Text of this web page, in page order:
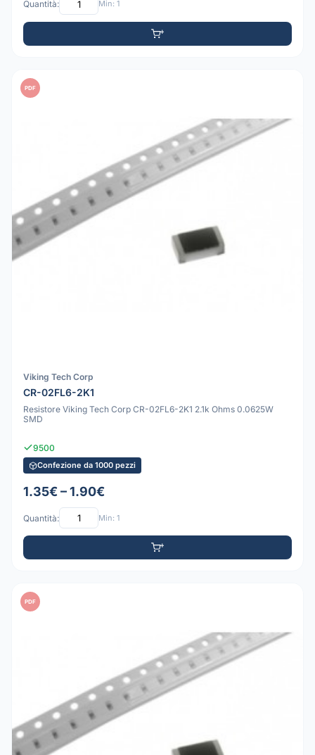
Quantità: Min: 1
PDF
Viking Tech Corp
CR-02FL6-2K1
Resistore Viking Tech Corp CR-02FL6-2K1 2.1k Ohms 0.0625W
SMD
9500
Confezione da 1000 pezzi
1.35€ – 1.90€
Quantità: Min: 1
PDF